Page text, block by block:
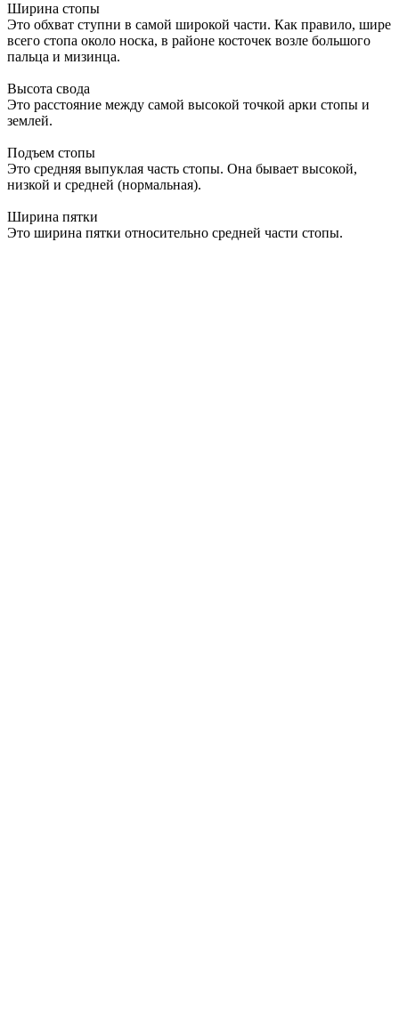
Ширина стопы
Это обхват ступни в самой широкой части. Как правило, шире
всего стопа около носка, в районе косточек возле большого
пальца и мизинца.
Высота свода
Это расстояние между самой высокой точкой арки стопы и
землей.
Подъем стопы
Это средняя выпуклая часть стопы. Она бывает высокой,
низкой и средней (нормальная).
Ширина пятки
Это ширина пятки относительно средней части стопы.